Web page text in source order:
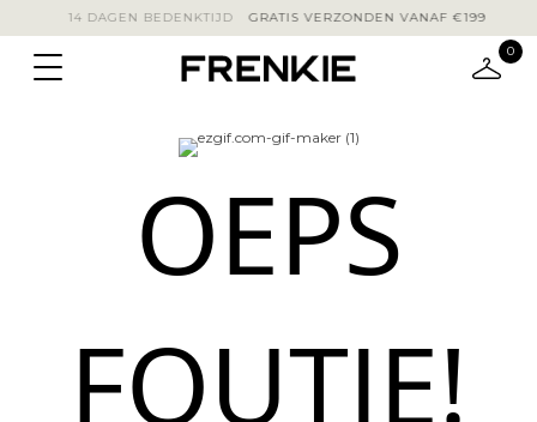
GRATIS VERZONDEN VANAF
14 DAGEN BEDENKTIJD
0
OEPS
FOUTJE!